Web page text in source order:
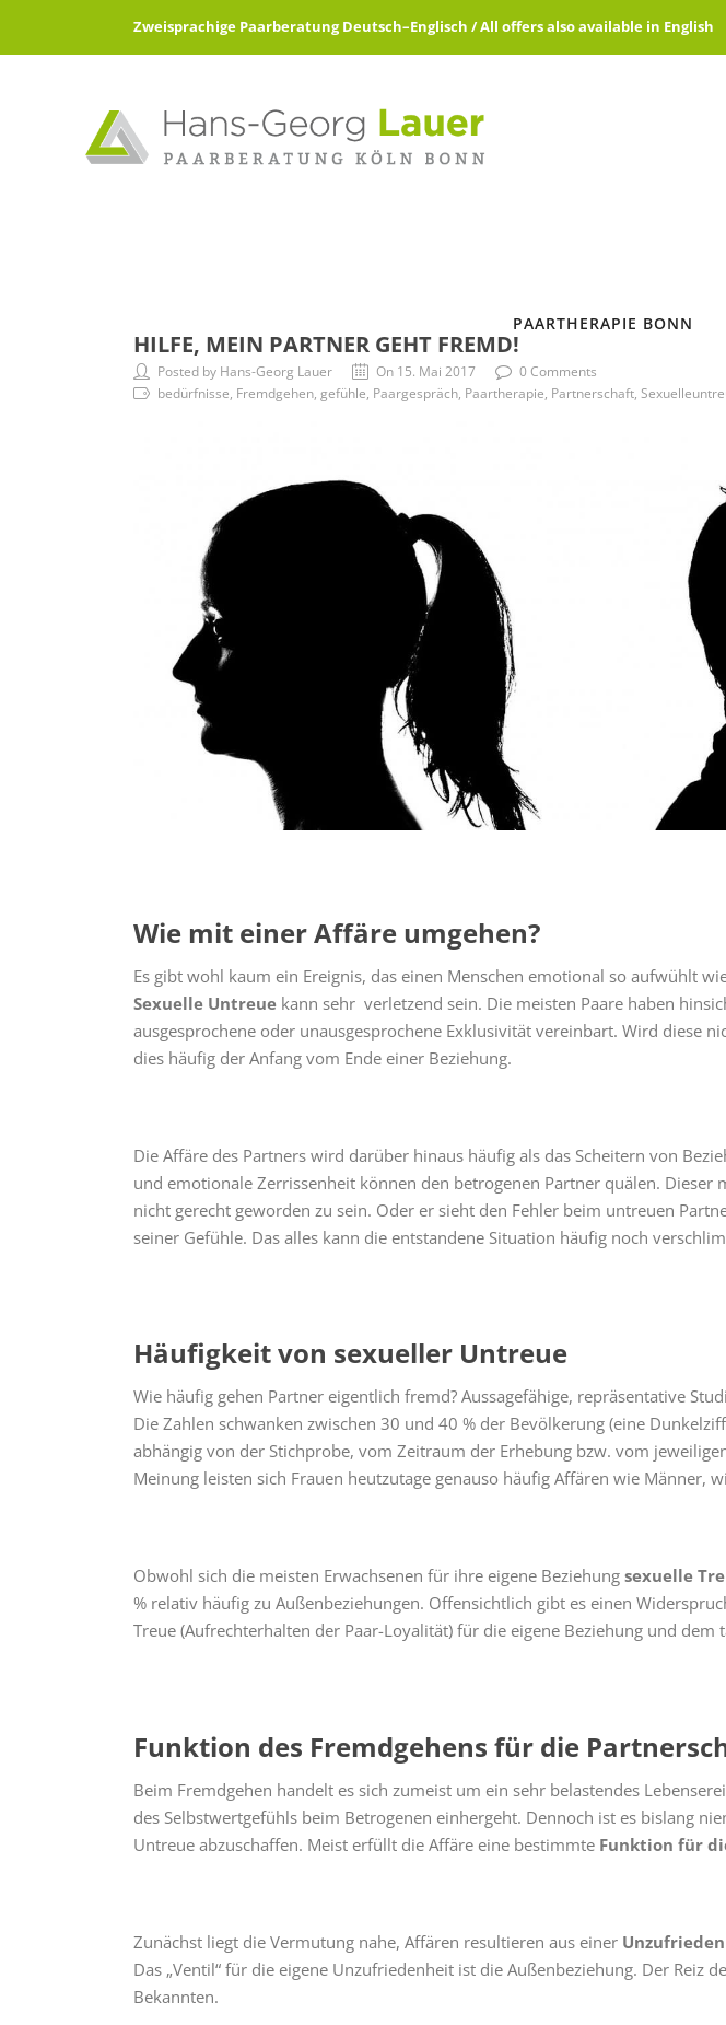
Zweisprachige Paarberatung Deutsch–Englisch / All offers also available in English
PAARTHERAPIE BONN
HILFE, MEIN PARTNER GEHT FREMD!
Posted by Hans-Georg Lauer On 15. Mai 2017
0 Comments
bedürfnisse, Fremdgehen, gefühle, Paargespräch, Paartherapie, Partnerschaft,
Wie mit einer Affäre umgehen?
Es gibt wohl kaum ein Ereignis, das einen Menschen emotional so aufwühlt
Sexuelle Untreue kann sehr verletzend sein. Die meisten Paare haben
ausgesprochene oder unausgesprochene Exklusivität vereinbart. Wird diese
dies häufig der Anfang vom Ende einer Beziehung.
Die Affäre des Partners wird darüber hinaus häufig als das Scheitern von
und emotionale Zerrissenheit können den betrogenen Partner quälen. Dieser
nicht gerecht geworden zu sein. Oder er sieht den Fehler beim untreuen
seiner Gefühle. Das alles kann die entstandene Situation häufig noch
Häufigkeit von sexueller Untreue
Wie häufig gehen Partner eigentlich fremd? Aussagefähige, repräsentative
Die Zahlen schwanken zwischen 30 und 40 % der Bevölkerung (eine
abhängig von der Stichprobe, vom Zeitraum der Erhebung bzw. vom
Meinung leisten sich Frauen heutzutage genauso häufig Affären wie Männer,
Obwohl sich die meisten Erwachsenen für ihre eigene Beziehung sexuelle
% relativ häufig zu Außenbeziehungen. Offensichtlich gibt es einen
Treue (Aufrechterhalten der Paar-Loyalität) für die eigene Beziehung und dem
Funktion des Fremdgehens für die
Beim Fremdgehen handelt es sich zumeist um ein sehr belastendes
des Selbstwertgefühls beim Betrogenen einhergeht. Dennoch ist es bislang
Untreue abzuschaffen. Meist erfüllt die Affäre eine bestimmte Funktion für
Zunächst liegt die Vermutung nahe, Affären resultieren aus einer
Das „Ventil“ für die eigene Unzufriedenheit ist die Außenbeziehung. Der Reiz
Bekannten.